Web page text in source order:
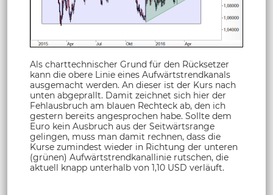
Als charttechnischer Grund für den Rücksetzer
kann die obere Linie eines Aufwärtstrendkanals
ausgemacht werden. An dieser ist der Kurs nach
unten abgeprallt. Damit zeichnet sich hier der
Fehlausbruch am blauen Rechteck ab, den ich
gestern bereits angesprochen habe. Sollte dem
Euro kein Ausbruch aus der Seitwärtsrange
gelingen, muss man damit rechnen, dass die
Kurse zumindest wieder in Richtung der unteren
(grünen) Aufwärtstrendkanallinie rutschen, die
aktuell knapp unterhalb von 1,10 USD verläuft.